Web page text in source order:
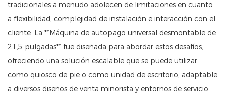
tradicionales a menudo adolecen de limitaciones en cuanto
a flexibilidad, complejidad de instalación e interacción con el
cliente. La **Máquina de autopago universal desmontable de
21,5 pulgadas** fue diseñada para abordar estos desafíos,
ofreciendo una solución escalable que se puede utilizar
como quiosco de pie o como unidad de escritorio, adaptable
a diversos diseños de venta minorista y entornos de servicio.